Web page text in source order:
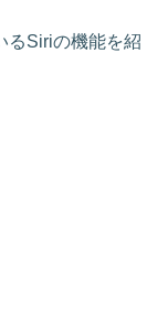
るSiriの機能を紹